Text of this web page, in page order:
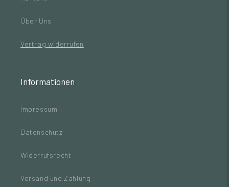
Über Uns
Vertrag widerrufen
Informationen
Impressum
Datenschutz
Widerrufsrecht
Versand und Zahlung